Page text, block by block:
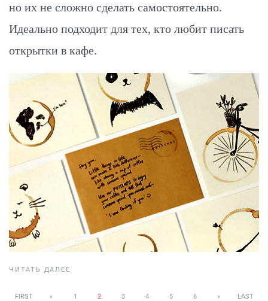
но их не сложно сделать самостоятельно.
Идеально подходит для тех, кто любит писать
открытки в кафе.
ЧИТАТЬ ДАЛЕЕ
FIRST « 1 2 3 4 5 6 » LAST